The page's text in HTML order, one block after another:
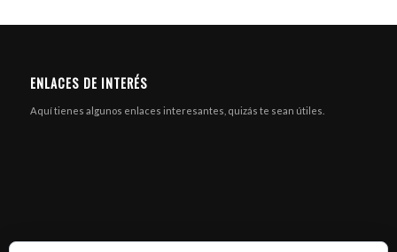
ENLACES DE INTERÉS
Aquí tienes algunos enlaces interesantes, quizás te sean útiles.